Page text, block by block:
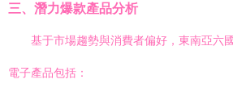
三、潛力爆款產品分析
基于市場趨勢與消費者偏好，東南亞六
電子產品包括：